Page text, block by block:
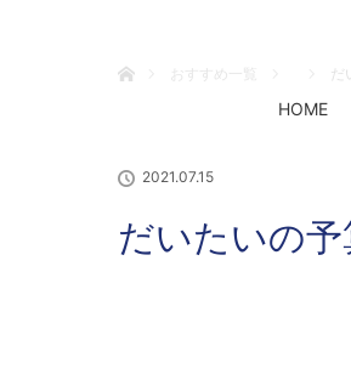
HOME
おすすめ一覧
だ
2021.07.15
だいたいの